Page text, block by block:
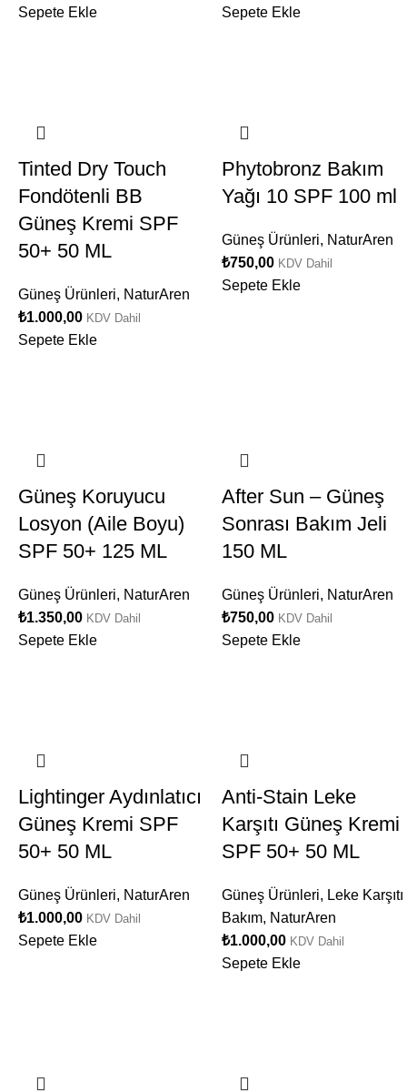
Sepete Ekle Sepete Ekle
Tinted Dry Touch
Fondötenli BB
Güneş Kremi SPF
50+ 50 ML
Güneş Ürünleri, NaturAren
₺1.000,00 KDV Dahil
Sepete Ekle
Phytobronz Bakım
Yağı 10 SPF 100 ml
Güneş Ürünleri, NaturAren
₺750,00 KDV Dahil
Sepete Ekle
Güneş Koruyucu
Losyon (Aile Boyu)
SPF 50+ 125 ML
Güneş Ürünleri, NaturAren
₺1.350,00 KDV Dahil
Sepete Ekle
After Sun – Güneş
Sonrası Bakım Jeli
150 ML
Güneş Ürünleri, NaturAren
₺750,00 KDV Dahil
Sepete Ekle
Lightinger Aydınlatıcı
Güneş Kremi SPF
50+ 50 ML
Güneş Ürünleri, NaturAren
₺1.000,00 KDV Dahil
Sepete Ekle
Anti-Stain Leke
Karşıtı Güneş Kremi
SPF 50+ 50 ML
Güneş Ürünleri, Leke Karşıtı
Bakım, NaturAren
₺1.000,00 KDV Dahil
Sepete Ekle